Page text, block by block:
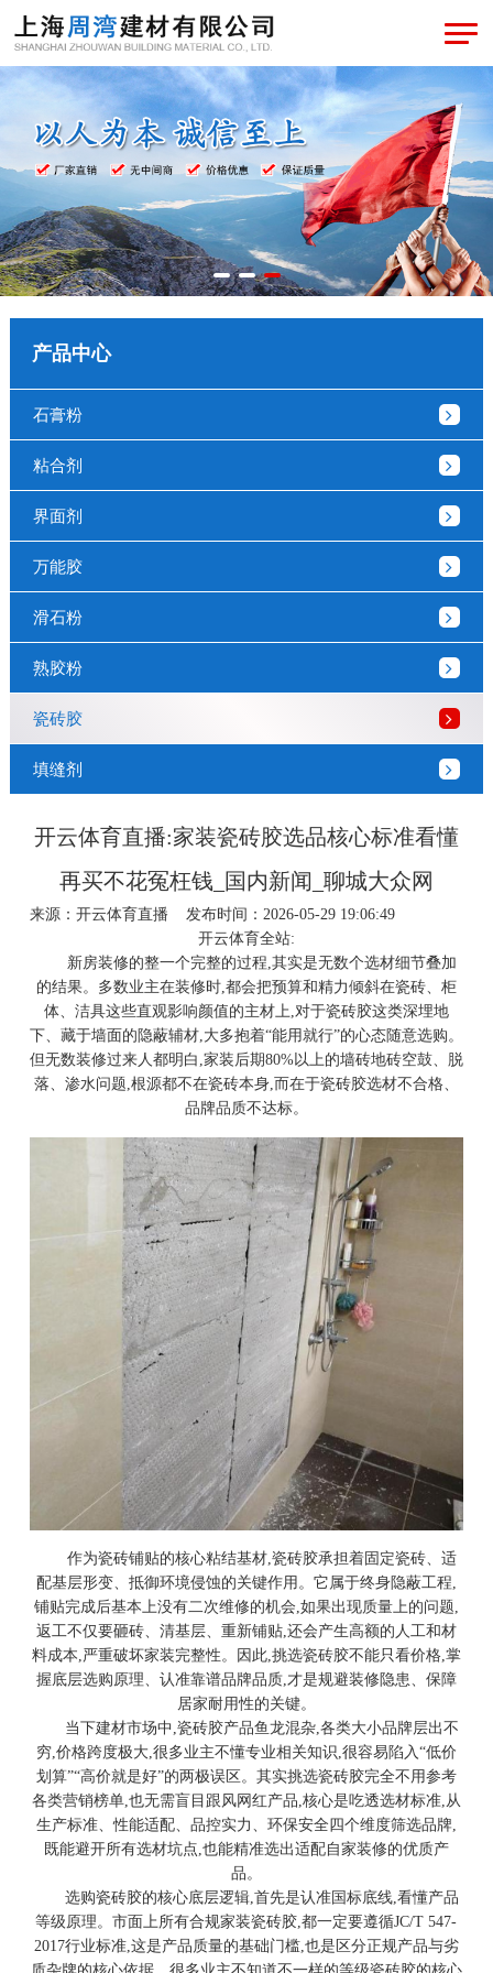
产品中心
石膏粉
粘合剂
界面剂
万能胶
滑石粉
熟胶粉
瓷砖胶
填缝剂
开云体育直播:家装瓷砖胶选品核心标准看懂
再买不花冤枉钱_国内新闻_聊城大众网
来源： 开云体育直播 发布时间：2026-05-29 19:06:49
开云体育全站:
新房装修的整一个完整的过程,其实是无数个选材细节叠加
的结果。多数业主在装修时,都会把预算和精力倾斜在瓷砖、柜
体、洁具这些直观影响颜值的主材上,对于瓷砖胶这类深埋地
下、藏于墙面的隐蔽辅材,大多抱着“能用就行”的心态随意选购。
但无数装修过来人都明白,家装后期80%以上的墙砖地砖空鼓、脱
落、渗水问题,根源都不在瓷砖本身,而在于瓷砖胶选材不合格、
品牌品质不达标。
作为瓷砖铺贴的核心粘结基材,瓷砖胶承担着固定瓷砖、适
配基层形变、抵御环境侵蚀的关键作用。它属于终身隐蔽工程,
铺贴完成后基本上没有二次维修的机会,如果出现质量上的问题,
返工不仅要砸砖、清基层、重新铺贴,还会产生高额的人工和材
料成本,严重破坏家装完整性。因此,挑选瓷砖胶不能只看价格,掌
握底层选购原理、认准靠谱品牌品质,才是规避装修隐患、保障
居家耐用性的关键。
当下建材市场中,瓷砖胶产品鱼龙混杂,各类大小品牌层出不
穷,价格跨度极大,很多业主不懂专业相关知识,很容易陷入“低价
划算”“高价就是好”的两极误区。其实挑选瓷砖胶完全不用参考
各类营销榜单,也无需盲目跟风网红产品,核心是吃透选材标准,从
生产标准、性能适配、品控实力、环保安全四个维度筛选品牌,
既能避开所有选材坑点,也能精准选出适配自家装修的优质产
品。
选购瓷砖胶的核心底层逻辑,首先是认准国标底线,看懂产品
等级原理。市面上所有合规家装瓷砖胶,都一定要遵循JC/T 547-
2017行业标准,这是产品质量的基础门槛,也是区分正规产品与劣